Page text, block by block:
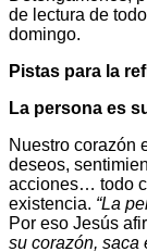
de lectura de
domingo.
Pistas para la
La persona es
Nuestro corazón
deseos,
acciones… todo
existencia. “La
Por eso Jesús
su corazón, saca